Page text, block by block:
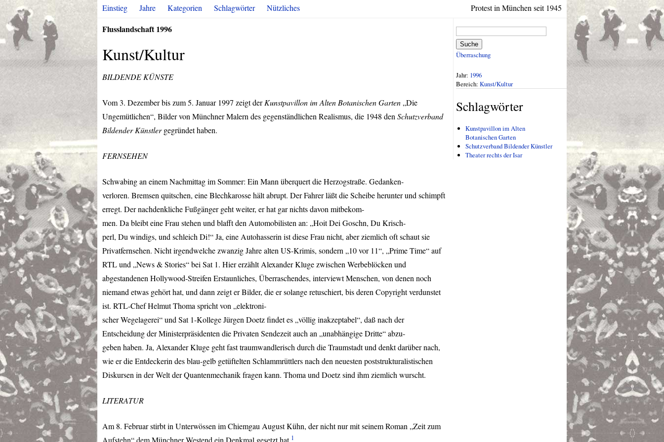
Protest in München seit 1945
Einstieg Jahre Kategorien Schlagwörter Nützliches
Flusslandschaft 1996
Kunst/Kultur
BILDENDE KÜNSTE
Vom 3. Dezember bis zum 5. Januar 1997 zeigt derKunstpavillon im Alten Botanischen Garten „Die
Ungemütlichen“, Bilder von Münchner Malern des gegenständlichen Realismus, die 1948 den Schutzverband
Bildender Künstlergegründet haben.
FERNSEHEN
Schwabing an einem Nachmittag im Sommer: Ein Mann überquert die Herzogstraße. Gedanken-
verloren. Bremsen quitschen, eine Blechkarosse hält abrupt. Der Fahrer läßt die Scheibe herunter und schimpft
erregt. Der nachdenkliche Fußgänger geht weiter, er hat gar nichts davon mitbekom-
men. Da bleibt eine Frau stehen und blafft den Automobilisten an: „Hoit Dei Goschn, Du Krisch-
perl, Du windigs, und schleich Di!“ Ja, eine Autohasserin ist diese Frau nicht, aber ziemlich oft schaut sie
Privatfernsehen. Nicht irgendwelche zwanzig Jahre alten US-Krimis, sondern „10 vor 11“, „Prime Time“ auf
RTLund „News & Stories“ bei Sat 1. Hier erzählt Alexander Kluge zwischen Werbeblöcken und
abgestandenen Hollywood-Streifen Erstaunliches, Überraschendes, interviewt Menschen, von denen noch
niemand etwas gehört hat, und dann zeigt er Bilder, die er solange retuschiert, bis deren Copyright verdunstet
ist. RTL-Chef Helmut Thoma spricht von „elektroni-
scher Wegelagerei“ und Sat 1-Kollege Jürgen Doetz findet es „völlig inakzeptabel“, daß nach der
Entscheidung der Ministerpräsidenten die Privaten Sendezeit auch an „unabhängige Dritte“ abzu-
geben haben. Ja, Alexander Kluge geht fast traumwandlerisch durch die Traumstadt und denkt darüber nach,
wie er die Entdeckerin des blau-gelb getüftelten Schlammrüttlers nach den neuesten poststrukturalistischen
Diskursen in der Welt der Quantenmechanik fragen kann. Thoma und Doetz sind ihm ziemlich wurscht.
LITERATUR
Am 8. Februar stirbt in Unterwössen im Chiemgau August Kühn, der nicht nur mit seinem Roman „Zeit zum
Aufstehn“ dem Münchner Westend ein Denkmal gesetzt hat. 1
Suche
Überraschung
Jahr: 1996
Bereich: Kunst/Kultur
Schlagwörter
Kunstpavillon im Alten
Botanischen Garten
Schutzverband Bildender Künstler
Theater rechts der Isar